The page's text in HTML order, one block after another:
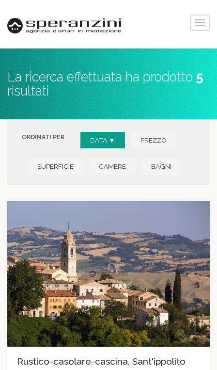
La ricerca effettuata ha prodotto 5
risultati
ORDINATI PER DATA ▼ PREZZO
SUPERFICIE CAMERE BAGNI
Rustico-casolare-cascina, Sant'ippolito